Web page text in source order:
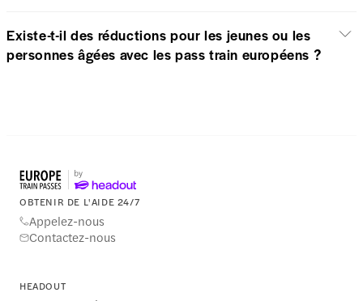
Existe-t-il des réductions pour les jeunes ou les
personnes âgées avec les pass train européens ?
OBTENIR DE L'AIDE 24/7
Appelez-nous
Contactez-nous
HEADOUT